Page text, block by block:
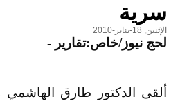
سرية
الإثنين, 18-يناير-2010
لحج نيوز/خاص:تقارير -
ألقى الدكتور طارق الهاشمي